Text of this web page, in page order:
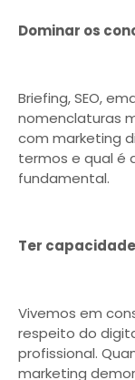
Dominar os
Briefing, SEO,
nomenclaturas
com marketing
termos e qual é
fundamental.
Ter
Vivemos em
respeito do
profissional.
marketing